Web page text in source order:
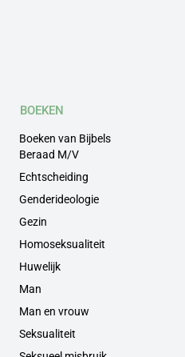
BOEKEN
Boeken van Bijbels
Beraad M/V
Echtscheiding
Genderideologie
Gezin
Homoseksualiteit
Huwelijk
Man
Man en vrouw
Seksualiteit